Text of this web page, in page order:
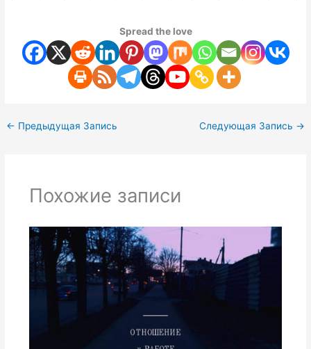
Spread the love
← Предыдущая Запись Следующая Запись →
Похожие записи